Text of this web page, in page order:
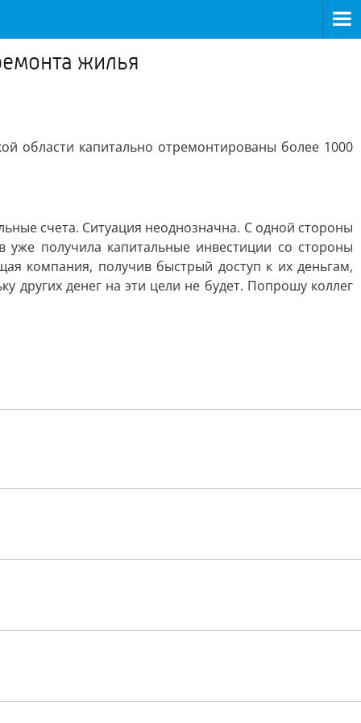
жилья
области капитально отремонтированы более 1000
счета. Ситуация неоднозначна. С одной стороны
получила капитальные инвестиции со стороны
компания, получив быстрый доступ к их деньгам,
других денег на эти цели не будет. Попрошу коллег